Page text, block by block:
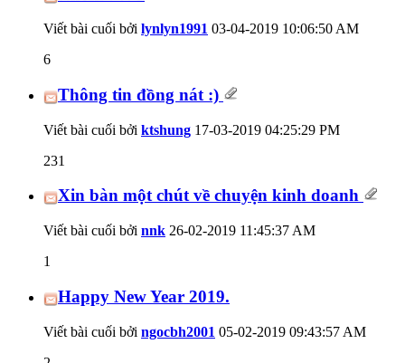
Viết bài cuối bởi lynlyn1991 03-04-2019 10:06:50 AM
6
Thông tin đồng nát :)
Viết bài cuối bởi ktshung 17-03-2019 04:25:29 PM
231
Xin bàn một chút về chuyện kinh doanh
Viết bài cuối bởi nnk 26-02-2019 11:45:37 AM
1
Happy New Year 2019.
Viết bài cuối bởi ngocbh2001 05-02-2019 09:43:57 AM